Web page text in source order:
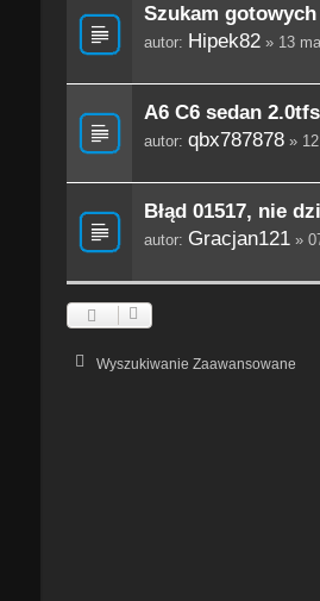
Szukam
autor: Hipek82» 13
A6 C6 sedan
autor: qbx787878» 12
Błąd 01517, nie
autor: Gracjan121»
Wyszukiwanie Zaawansowane